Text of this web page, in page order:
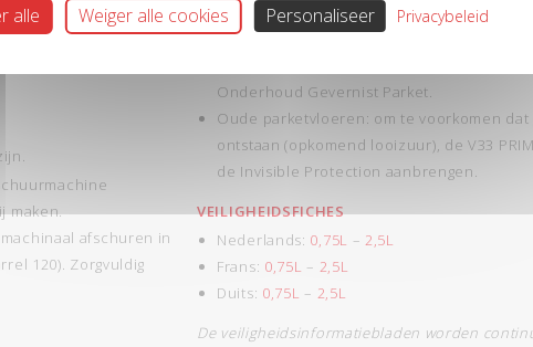
maken.
machinaal afschuren in
120). Zorgvuldig
TIPS
Om het parket langer mooi te houden,
Onderhoud Gevernist Parket.
Oude parketvloeren: om te voorkomen dat
ontstaan (opkomend looizuur), de V33
de Invisible Protection aanbrengen.
VEILIGHEIDSFICHES
Nederlands: 0,75L –2,5L
Frans: 0,75L – 2,5L
Duits: 0,75L – 2,5L
De veiligheidsinformatiebladen worden
alle Weiger alle cookies Personaliseer Privacybeleid